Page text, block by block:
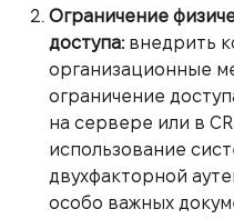
Ограничение
доступа:внедрить
организационные
ограничение
на сервере или в
использование
двухфакторной
особо важных